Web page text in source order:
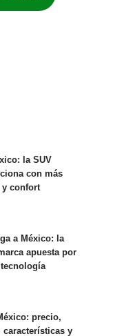
la SUV
con más
y confort
a México: la
apuesta por
precio,
características y